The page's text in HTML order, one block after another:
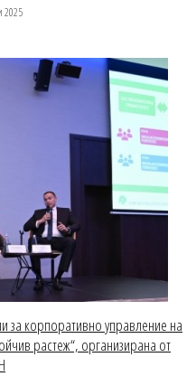
2025
за корпоративно управление на
растеж“, организирана от